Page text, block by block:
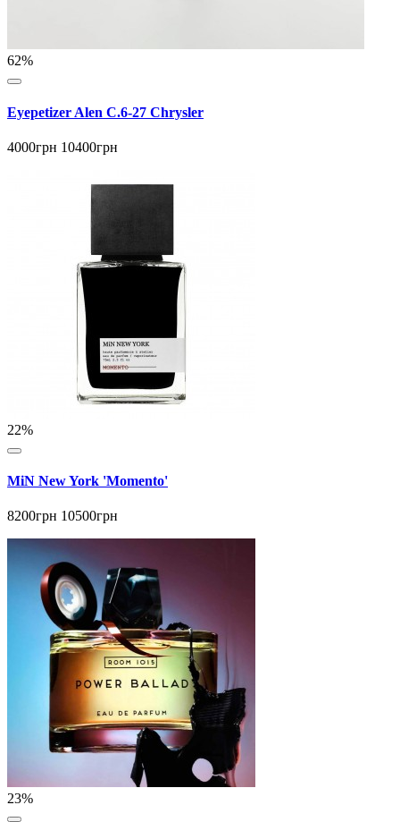
62%
Eyepetizer Alen C.6-27 Chrysler
4000грн 10400грн
22%
MiN New York 'Momento'
8200грн 10500грн
23%